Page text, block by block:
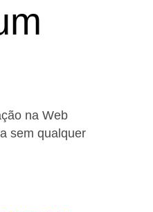
na Web
sem qualquer